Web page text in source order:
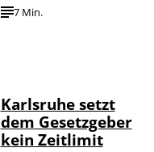
7 Min.
Karlsruhe setzt
dem Gesetzgeber
kein Zeitlimit